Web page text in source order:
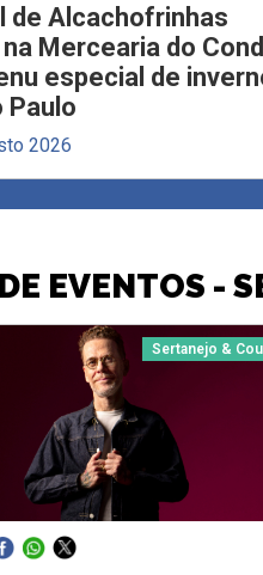
de Alcachofrinhas
Mercearia do
especial de
Paulo
2026
EVENTOS -
Sertanejo &